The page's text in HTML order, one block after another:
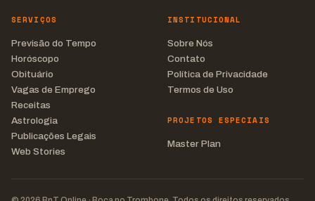
SERVIÇOS
Previsão do Tempo
Horóscopo
Obituário
Vagas de Emprego
Receitas
Astrologia
Publicações Legais
Web Stories
INSTITUCIONAL
Sobre Nós
Contato
Política de Privacidade
Termos de Uso
PROJETOS ESPECIAIS
Master Plan